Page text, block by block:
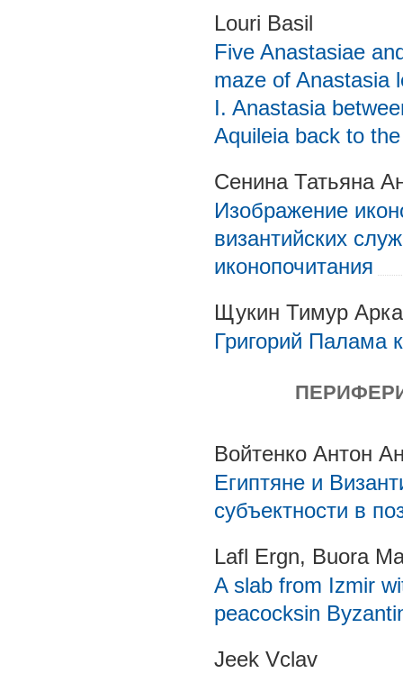
Louri Basil
Five Anastasiae
maze of Anastasia
I. Anastasia
Aquileia back to
Сенина Татьяна
Изображение
византийских
иконопочитания
Щукин Тимур
Григорий Палама
Войтенко Антон
Египтяне и
субъектности в
Lafl Ergn, Buora
A slab from Izmir
peacocksin
Jeek Vclav